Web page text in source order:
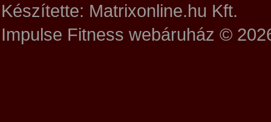
Készítette: Matrixonline.hu Kft.
Impulse Fitness webáruház ©